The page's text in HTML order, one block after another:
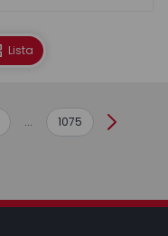
Lista
... 1075